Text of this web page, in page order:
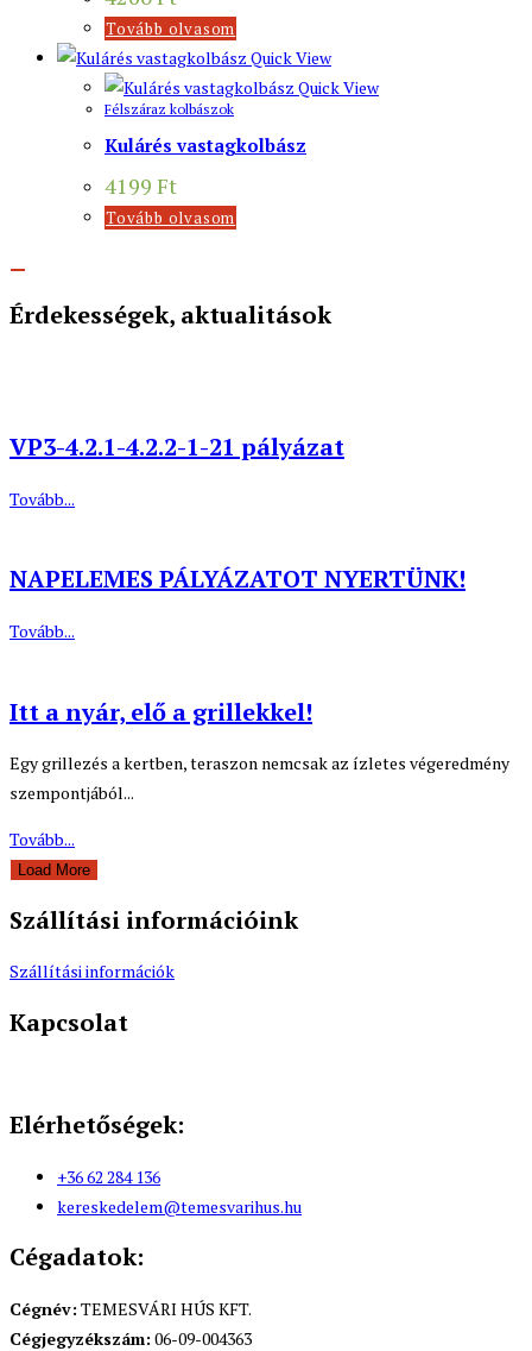
Tovább olvasom
Quick View
Quick View
Félszáraz kolbászok
Kulárés vastagkolbász
4199 Ft
Tovább olvasom
Érdekességek, aktualitások
VP3-4.2.1-4.2.2-1-21 pályázat
Tovább...
NAPELEMES PÁLYÁZATOT NYERTÜNK!
Tovább...
Itt a nyár, elő a grillekkel!
Egy grillezés a kertben, teraszon nemcsak az ízletes végeredmény
szempontjából...
Tovább...
Load More
Szállítási információink
Szállítási információk
Kapcsolat
Elérhetőségek:
+36 62 284 136
kereskedelem@temesvarihus.hu
Cégadatok:
Cégnév: TEMESVÁRI HÚS KFT.
Cégjegyzékszám: 06-09-004363